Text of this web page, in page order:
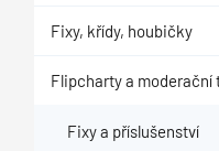
Fixy, křídy, houbičky
Flipcharty a moderační
Fixy a příslušenství